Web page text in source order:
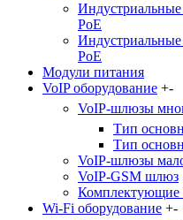
PoE
PoE
Модули питания
VoIP оборудование +-
VoIP-шлюзы
Тип
Тип
VoIP-шлюзы
VoIP-GSM шлюз
Комплектующие
Wi-Fi оборудование +-